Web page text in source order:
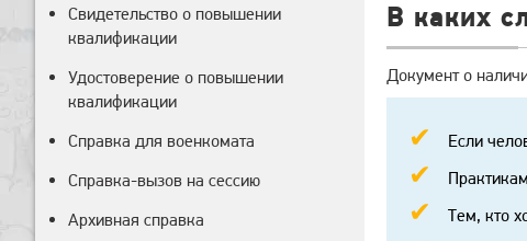
В каких
Документ о
Если
Тем, кто
Свидетельство о повышении
квалификации
Удостоверение о повышении
квалификации
Справка для военкомата
Справка-вызов на сессию
Архивная справка